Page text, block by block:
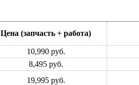
Цена (запчасть + работа)
10,990 руб.
8,495 руб.
19,995 руб.